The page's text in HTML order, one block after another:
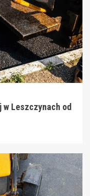
Leszczynach od